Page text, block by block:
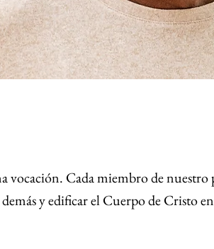
vocación. Cada miembro de
y edificar el Cuerpo de Cristo